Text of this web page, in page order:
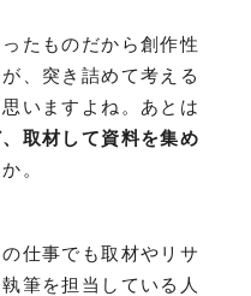
たものだから創作性
、突き詰めて考える
いますよね。あとは
取材して資料を集め
。
仕事でも取材やリサ
筆を担当している人